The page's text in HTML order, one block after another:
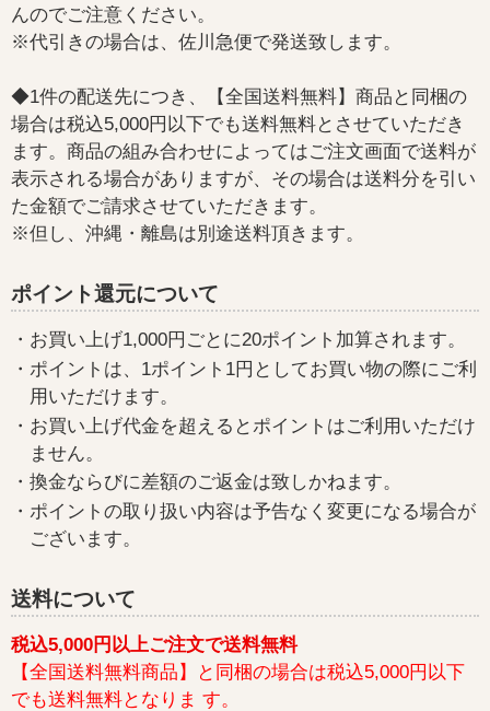
んのでご注意ください。
※代引きの場合は、佐川急便で発送致します。
◆1件の配送先につき、【全国送料無料】商品と同梱の
場合は税込5,000円以下でも送料無料とさせていただき
ます。商品の組み合わせによってはご注文画面で送料が
表示される場合がありますが、その場合は送料分を引い
た金額でご請求させていただきます。
※但し、沖縄・離島は別途送料頂きます。
ポイント還元について
・お買い上げ1,000円ごとに20ポイント加算されます。
・ポイントは、1ポイント1円としてお買い物の際にご利
用いただけます。
・お買い上げ代金を超えるとポイントはご利用いただけ
ません。
・換金ならびに差額のご返金は致しかねます。
・ポイントの取り扱い内容は予告なく変更になる場合が
ございます。
送料について
税込5,000円以上ご注文で送料無料
【全国送料無料商品】と同梱の場合は税込5,000円以下
でも送料無料となりま す。